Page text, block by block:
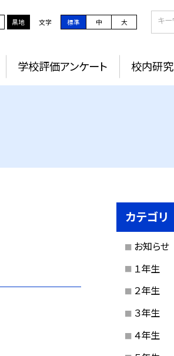
黒地 文字 標準 中 大
学校評価アンケート 校内研究
カテゴリ
お知らせ
１年生
２年生
３年生
４年生